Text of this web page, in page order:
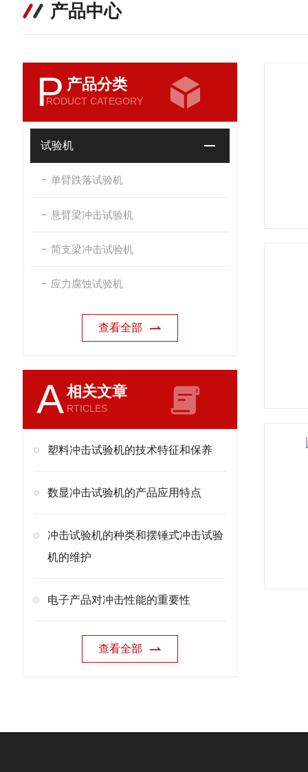
产品中心
P 产品分类
RODUCT CATEGORY
试验机
单臂跌落试验机
悬臂梁冲击试验机
简支梁冲击试验机
应力腐蚀试验机
查看全部
A相关文章
RTICLES
塑料冲击试验机的技术特征和保养
数显冲击试验机的产品应用特点
冲击试验机的种类和摆锤式冲击试验
机的维护
电子产品对冲击性能的重要性
查看全部